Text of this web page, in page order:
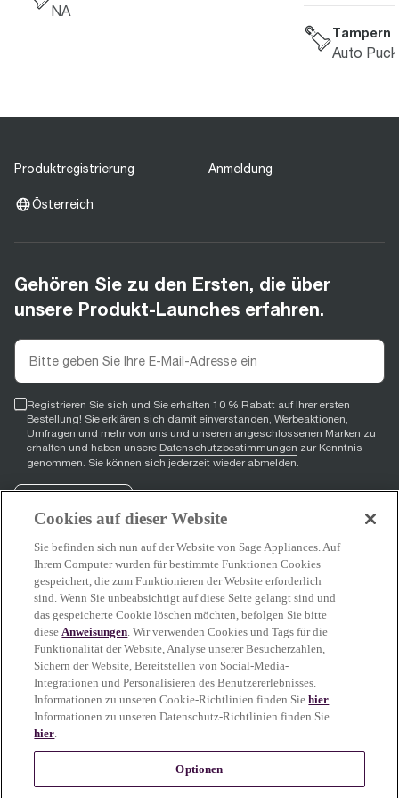
NA
Tampern
Auto
Produktregistrierung Anmeldung
Österreich
Gehören Sie zu den Ersten, die über
unsere Produkt-Launches erfahren.
Registrieren Sie sich und Sie erhalten 10 % Rabatt auf Ihrer ersten
Bestellung! Sie erklären sich damit einverstanden, Werbeaktionen,
Umfragen und mehr von uns und unseren angeschlossenen Marken zu
erhalten und haben unsere Datenschutzbestimmungen zur Kenntnis
genommen. Sie können sich jederzeit wieder abmelden.
Registrieren
Facebook
opens in new tab)
YouTube
(opens in new tab)
Instagram
(opens in new tab)
Sage Service
Mehr erfahren
Cookies auf dieser Website
Sie befinden sich nun auf der Website von Sage Appliances. Auf
Ihrem Computer wurden für bestimmte Funktionen Cookies
gespeichert, die zum Funktionieren der Website erforderlich
sind. Wenn Sie unbeabsichtigt auf diese Seite gelangt sind und
das gespeicherte Cookie löschen möchten, befolgen Sie bitte
dieseAnweisungen. Wir verwenden Cookies und Tags für die
Funktionalität der Website, Analyse unserer Besucherzahlen,
Sichern der Website, Bereitstellen von Social-Media-
Integrationen und Personalisieren des Benutzererlebnisses.
Informationen zu unseren Cookie-Richtlinien finden Siehier.
Informationen zu unseren Datenschutz-Richtlinien finden Sie
hier.
Optionen